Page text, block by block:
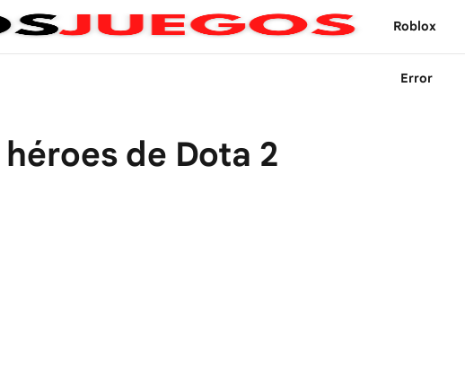
Roblox
Error
de Dota 2